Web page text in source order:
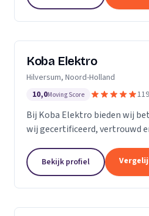
Koba Elektro
Hilversum, Noord-Holland
10,0Moving Score
Bij Koba Elektro bieden wij
wij gecertificeerd, vertrouwd
problemen snel worden
Bekijk profiel